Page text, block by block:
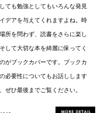
ても勉強としてもいろんな発見
デアを与えてくれますよね。時
所を問わず、読書をさらに楽し
して大切な本を綺麗に保ってく
がブックカバーです。ブックカ
必要性についてもお話しします
ぜひ最後までご覧ください。